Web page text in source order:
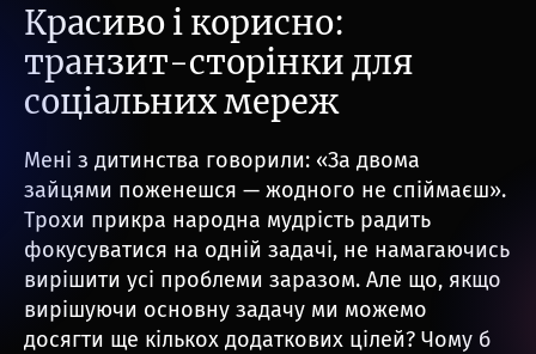
Красиво і корисно:
транзит-сторінки для
соціальних мереж
Мені з дитинства говорили: «За двома
зайцями поженешся — жодного не спіймаєш».
Трохи прикра народна мудрість радить
фокусуватися на одній задачі, не намагаючись
вирішити усі проблеми заразом. Але що, якщо
вирішуючи основну задачу ми можемо
досягти ще кількох додаткових цілей? Чому б